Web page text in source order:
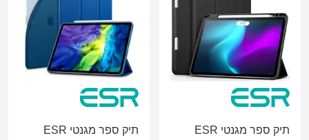
תיק ספר מגנטי ESR
תיק ספר מגנטי ESR